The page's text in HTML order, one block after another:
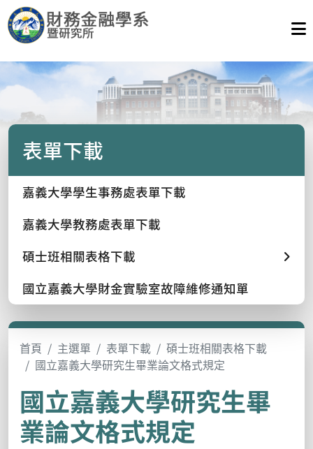
表單下載
嘉義大學學生事務處表單下載
嘉義大學教務處表單下載
碩士班相關表格下載
國立嘉義大學財金實驗室故障維修通知單
首頁 主選單 表單下載
碩士班相關表格下載
國立嘉義大學研究生畢業論文格式規定
國立嘉義大學研究生畢
業論文格式規定